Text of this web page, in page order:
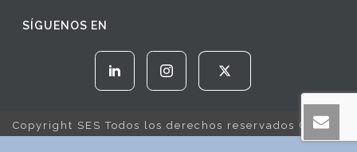
SÍGUENOS EN
Copyright SES Todos los derechos reservados © 2022